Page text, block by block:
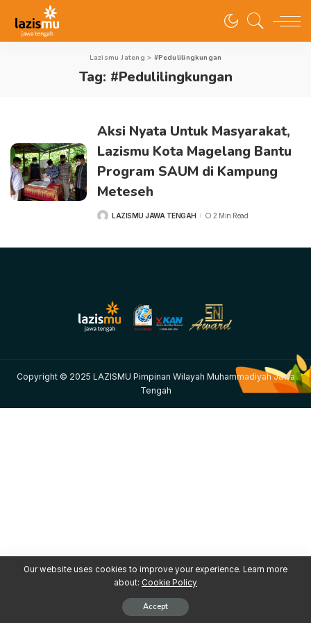
Lazismu Jateng > #Pedulilingkungan
Tag: #Pedulilingkungan
Aksi Nyata Untuk Masyarakat,
Lazismu Kota Magelang Bantu
Program SAUM di Kampung
Meteseh
LAZISMU JAWA TENGAH 2 Min Read
Copyright © 2025 LAZISMU Pimpinan Wilayah Muhammadiyah Jawa
Tengah
Our website uses cookies to improve your experience. Learn more
about: Cookie Policy
Accept